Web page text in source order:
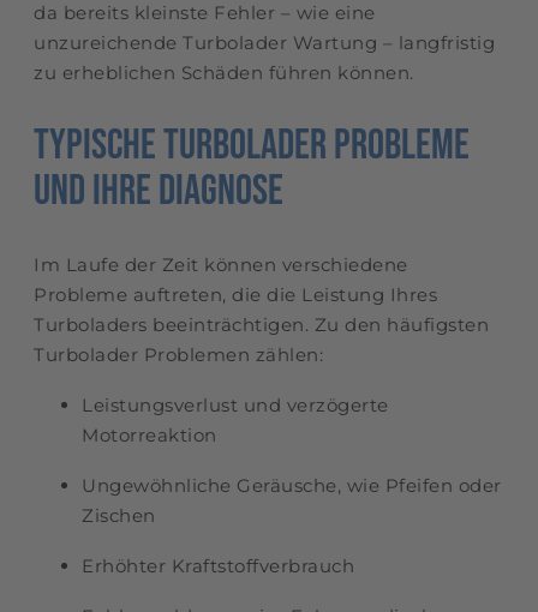
da bereits kleinste Fehler – wie eine
unzureichende Turbolader Wartung – langfristig
zu erheblichen Schäden führen können.
Typische Turbolader Probleme
und ihre Diagnose
Im Laufe der Zeit können verschiedene
Probleme auftreten, die die Leistung Ihres
Turboladers beeinträchtigen. Zu den häufigsten
Turbolader Problemen zählen:
Leistungsverlust und verzögerte
Motorreaktion
Ungewöhnliche Geräusche, wie Pfeifen oder
Zischen
Erhöhter Kraftstoffverbrauch